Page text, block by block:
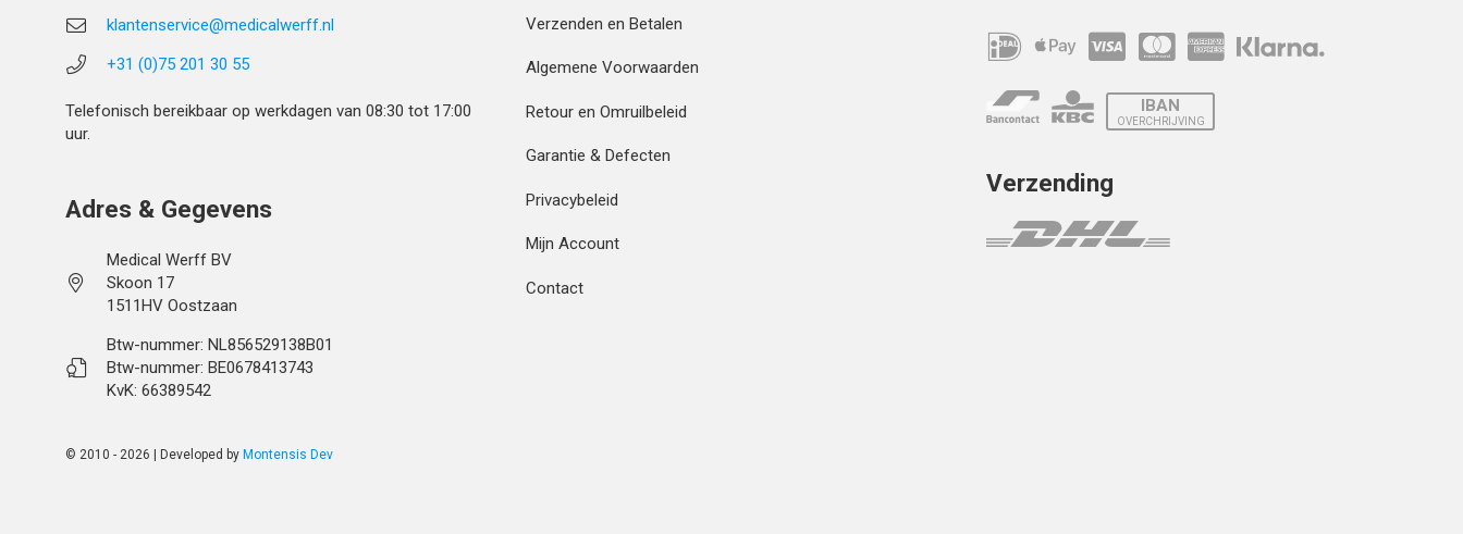
klantenservice@medicalwerff.nl
+31 (0)75 201 30 55
Telefonisch bereikbaar op werkdagen van 08:30 tot 17:00
uur.
Adres & Gegevens
Medical Werff BV
Skoon 17
1511HV Oostzaan
Btw-nummer: NL856529138B01
Btw-nummer: BE0678413743
KvK: 66389542
© 2010 - 2026 | Developed by Montensis Dev
Verzenden en Betalen
Algemene Voorwaarden
Retour en Omruilbeleid
Garantie & Defecten
Privacybeleid
Mijn Account
Contact
IBAN
OVERCHRIJVING
Verzending